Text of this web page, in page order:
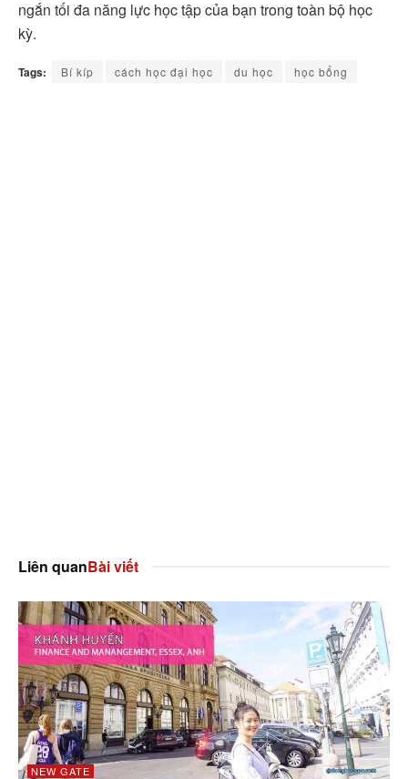
ngắn tối đa năng lực học tập của bạn trong toàn bộ học
kỳ.
Tags: Bí kíp cách học đại học du học học bổng
Liên quanBài viết
NEW GATE